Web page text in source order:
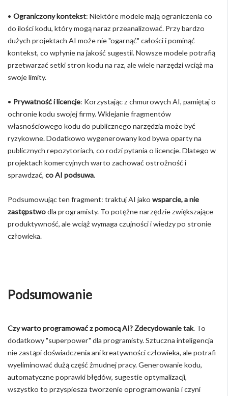
• Ograniczony kontekst: Niektóre modele mają ograniczenia co
do ilości kodu, który mogą naraz przeanalizować. Przy bardzo
dużych projektach AI może nie "ogarnąć" całości i pominąć
kontekst, co wpłynie na jakość sugestii. Nowsze modele potrafią
przetwarzać setki stron kodu na raz, ale wiele narzędzi wciąż ma
swoje limity.
• Prywatność i licencje: Korzystając z chmurowych AI, pamiętaj o
ochronie kodu swojej firmy. Wklejanie fragmentów
własnościowego kodu do publicznego narzędzia może być
ryzykowne. Dodatkowo wygenerowany kod bywa oparty na
publicznych repozytoriach, co rodzi pytania o licencje. Dlatego w
projektach komercyjnych warto zachować ostrożność i
sprawdzać, co AI podsuwa.
Podsumowując ten fragment: traktuj AI jako wsparcie, a nie
zastępstwodla programisty. To potężne narzędzie zwiększające
produktywność, ale wciąż wymaga czujności i wiedzy po stronie
człowieka.
Podsumowanie
Czy warto programować z pomocą AI? Zdecydowanie tak. To
dodatkowy "superpower" dla programisty. Sztuczna inteligencja
nie zastąpi doświadczenia ani kreatywności człowieka, ale potrafi
wyeliminować dużą część żmudnej pracy. Generowanie kodu,
automatyczne poprawki błędów, sugestie optymalizacji,
wszystko to przyspiesza tworzenie oprogramowania i czyni